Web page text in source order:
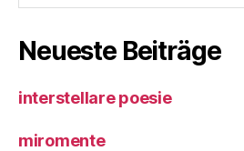
Neueste Beiträge
interstellare poesie
miromente